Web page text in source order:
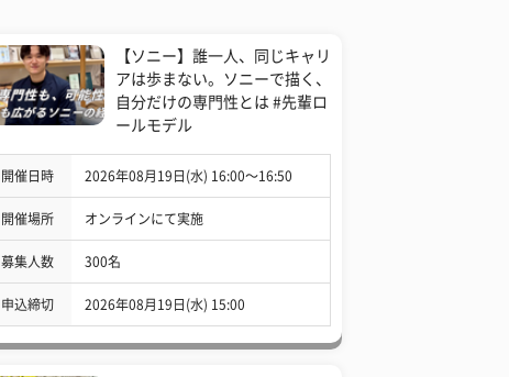
【ソニー】誰一人、同じキャリ
アは歩まない。ソニーで描く、
自分だけの専門性とは #先輩ロ
ールモデル
開催日時 2026年08月19日(水) 16:00〜16:50
開催場所 オンラインにて実施
募集人数 300名
申込締切 2026年08月19日(水) 15:00